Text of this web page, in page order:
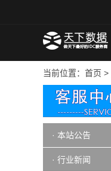
当前位置： 首页 >
· 本站公告
· 行业新闻